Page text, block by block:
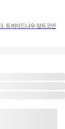
트레이드나우·알트코인